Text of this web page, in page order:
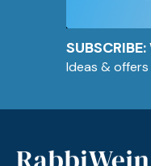
Ideas &